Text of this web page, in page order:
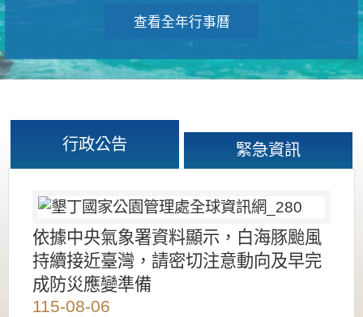
查看全年行事曆
行政公告 緊急資訊
依據中央氣象署資料顯示，白海豚颱風
持續接近臺灣，請密切注意動向及早完
成防災應變準備
115-08-06